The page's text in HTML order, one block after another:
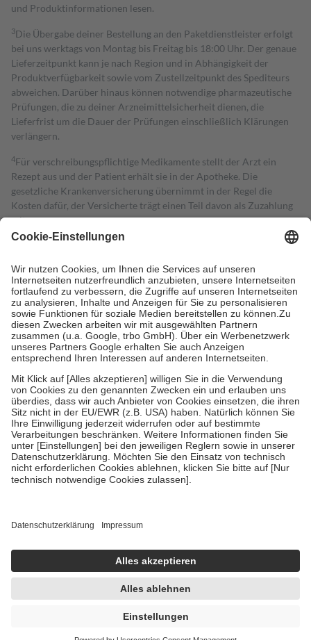
und Produktinformationen lesen.
3Die Übergabe deiner Bestellung an den Paketdienstleister erfolgt
bei uns werktags von Montag bis Freitag bis 18:00 Uhr. Der genaue
Lieferzeitpunkt kann je nach Region und in Abhängigkeit der
Produktverfügbarkeit sowie vom Zustellzeitpunkt des Spediteurs
abweichen. Darüber hinaus können notwendige pharmazeutische
Prüfungen, die zu deiner Arzneimittelsicherheit dienen, die
Lieferfrist um die Dauer der Prüfungen einschließlich Klärungen
verlängern.
4Für verschreibungspflichtige Medikamente stellt der Arzt ein
Rezept aus und der Patient erhält sie in der Apotheke. Die
gesetzliche Krankenversicherung übernimmt in der Regel die
Kosten dafür, der Versicherte trägt einen Teil davon als Zuzahlung
mit.
Grundsätzlich leisten Mitglieder Zuzahlungen in Höhe von zehn
höchstens zehn Euro.
Es sind jedoch nie mehr als die tatsächlichen
Kosten der Leistung zu entrichten.
Diese Regeln gelten grundsätzlich auch für Online-Apotheken.
Bei Heilmitteln und häuslicher Krankenpflege beträgt die
Zuzahlung zehn Prozent der Kosten sowie zehn Euro je
Verordnung.
Um das Engagement der Versicherten für ihre eigene Gesundheit zu
stärken und die besondere Stellung der Familie zu unterstützen,
fallenkeine Zuzahlungenan bei:
• Kindern und Jugendlichen bis zum vollendeten 18. Lebensjahr
mit Ausnahme der Fahrkosten
• Untersuchungen zur Vorsorge und Früherkennung, die von der
GKV getragen werden
• empfohlenen Schutzimpfungen
• Harn- und Blutteststreifen
getroffen, um sicherzustellen, dass es sich um echte Bewertungen
https://help.etrusted.com/hc/de/articles/4419944605341
Einige Bilder und Inhalte wurden unter Zuhilfenahme künstlicher